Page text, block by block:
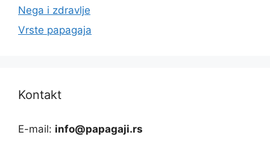
Nega i zdravlje
Vrste papagaja
Kontakt
E-mail: info@papagaji.rs